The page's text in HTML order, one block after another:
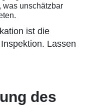
was unschätzbar
ist die
Lassen
des